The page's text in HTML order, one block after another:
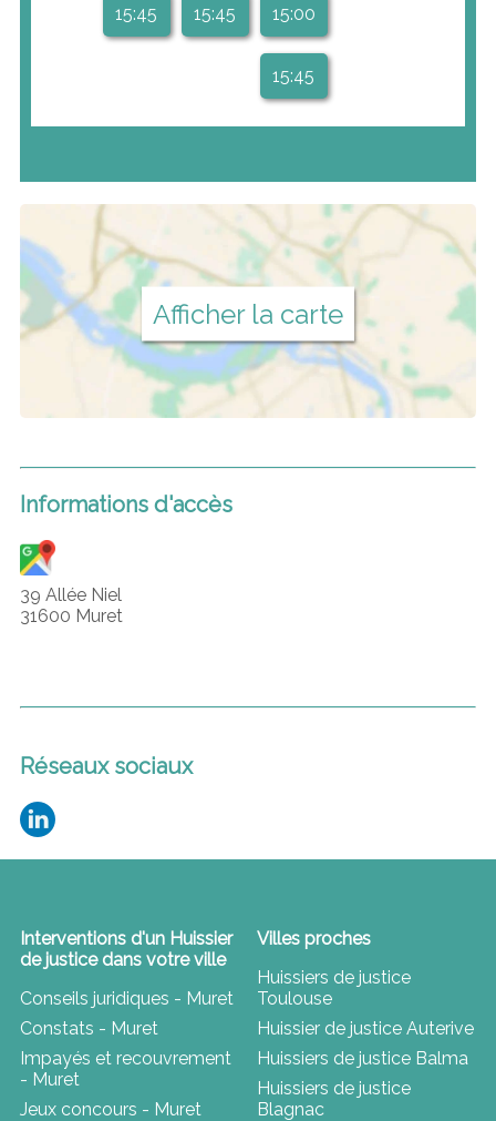
15:45 15:45 15:00
15:45
Afficher la carte
Informations d'accès
39 Allée Niel
31600 Muret
Réseaux sociaux
Interventions d'un Huissier
de justice dans votre ville
Conseils juridiques - Muret
Constats - Muret
Impayés et recouvrement
- Muret
Jeux concours - Muret
Villes proches
Huissiers de justice
Toulouse
Huissier de justice Auterive
Huissiers de justice Balma
Huissiers de justice
Blagnac